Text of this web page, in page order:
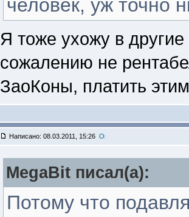
человек, уж точно
Я тоже ухожу в
сожалению не
ЗаоКоны, платить
Написано: 08.03.2011, 15:26
MegaBit писал(a):
Потому что